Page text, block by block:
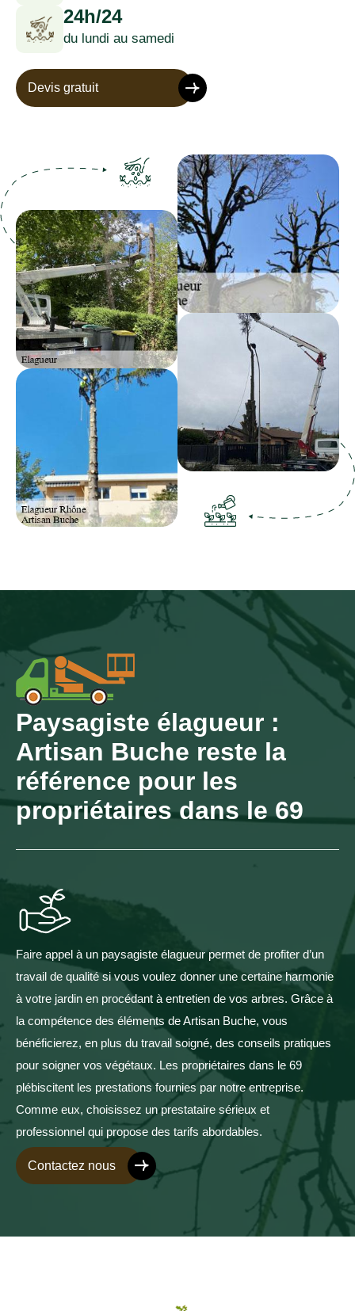
24h/24
du lundi au samedi
Devis gratuit
Paysagiste élagueur :
Artisan Buche reste la
référence pour les
propriétaires dans le 69
Faire appel à un paysagiste élagueur permet de profiter d’un
travail de qualité si vous voulez donner une certaine harmonie
à votre jardin en procédant à entretien de vos arbres. Grâce à
la compétence des éléments de Artisan Buche, vous
bénéficierez, en plus du travail soigné, des conseils pratiques
pour soigner vos végétaux. Les propriétaires dans le 69
plébiscitent les prestations fournies par notre entreprise.
Comme eux, choisissez un prestataire sérieux et
professionnel qui propose des tarifs abordables.
Contactez nous